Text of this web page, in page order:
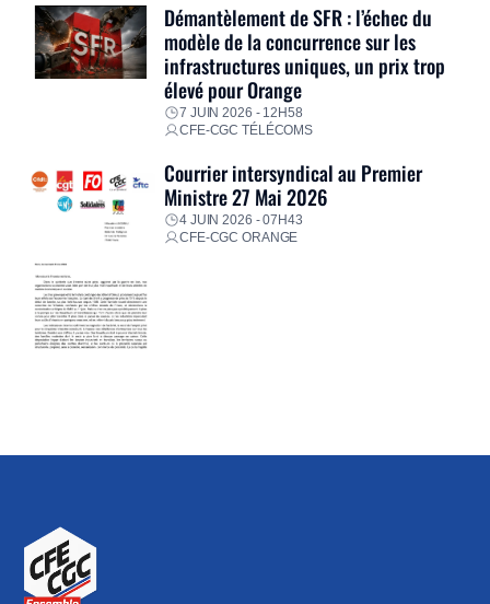
Démantèlement de SFR : l’échec du
modèle de la concurrence sur les
infrastructures uniques, un prix trop
élevé pour Orange
7 JUIN 2026 - 12H58
CFE-CGC TÉLÉCOMS
Courrier intersyndical au Premier
Ministre 27 Mai 2026
4 JUIN 2026 - 07H43
CFE-CGC ORANGE